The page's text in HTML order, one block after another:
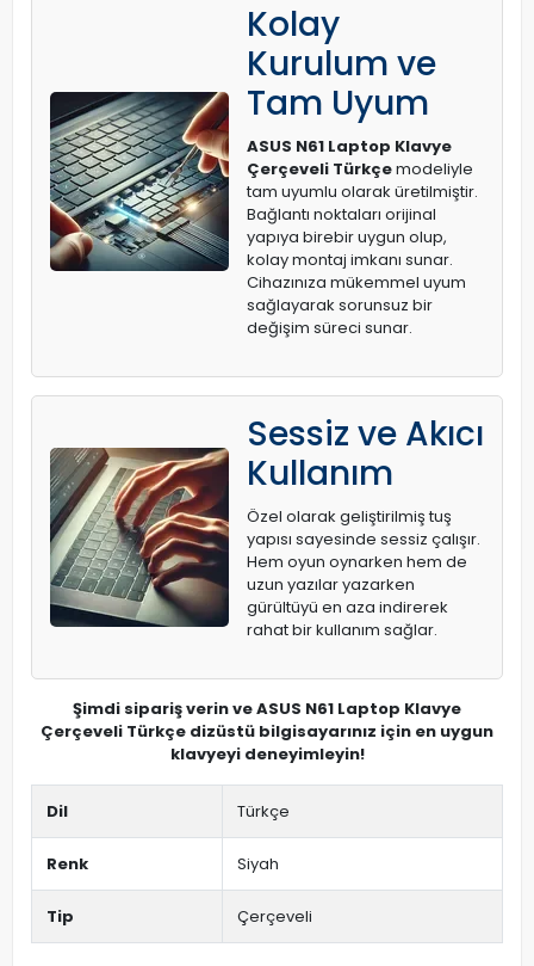
Kolay
Kurulum ve
Tam Uyum
ASUS N61 Laptop Klavye
Çerçeveli Türkçemodeliyle
tam uyumlu olarak üretilmiştir.
Bağlantı noktaları orijinal
yapıya birebir uygun olup,
kolay montaj imkanı sunar.
Cihazınıza mükemmel uyum
sağlayarak sorunsuz bir
değişim süreci sunar.
Sessiz ve Akıcı
Kullanım
Özel olarak geliştirilmiş tuş
yapısı sayesinde sessiz çalışır.
Hem oyun oynarken hem de
uzun yazılar yazarken
gürültüyü en aza indirerek
rahat bir kullanım sağlar.
Şimdi sipariş verin ve ASUS N61 Laptop Klavye
Çerçeveli Türkçe dizüstü bilgisayarınız için en uygun
klavyeyi deneyimleyin!
Dil Türkçe
Renk Siyah
Tip Çerçeveli